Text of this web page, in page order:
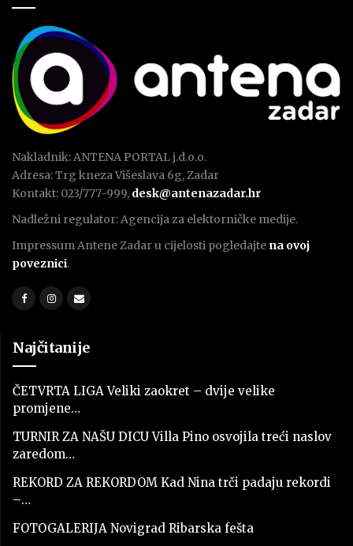
Nakladnik: ANTENA PORTAL j.d.o.o.
Adresa: Trg kneza Višeslava 6g, Zadar
Kontakt: 023/777-999, desk@antenazadar.hr
Nadležni regulator: Agencija za elektorničke medije.
Impressum Antene Zadar u cijelosti pogledajte na ovoj
poveznici.
Najčitanije
ČETVRTA LIGA Veliki zaokret – dvije velike
promjene…
TURNIR ZA NAŠU DICU Villa Pino osvojila treći naslov
zaredom…
REKORD ZA REKORDOM Kad Nina trči padaju rekordi
–…
FOTOGALERIJA Novigrad Ribarska fešta